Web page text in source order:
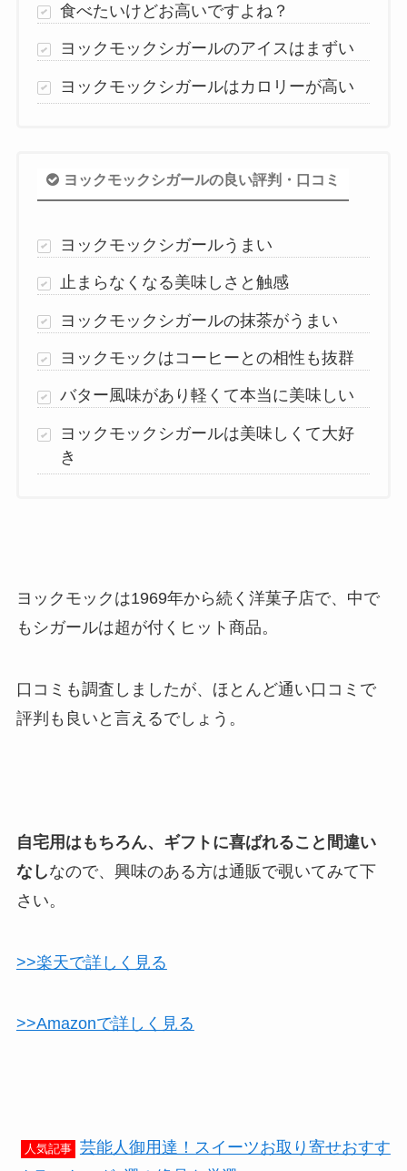
食べたいけどお高いですよね？
ヨックモックシガールのアイスはまずい
ヨックモックシガールはカロリーが高い
ヨックモックシガールの良い評判・口コミ
ヨックモックシガールうまい
止まらなくなる美味しさと触感
ヨックモックシガールの抹茶がうまい
ヨックモックはコーヒーとの相性も抜群
バター風味があり軽くて本当に美味しい
ヨックモックシガールは美味しくて大好
き
ヨックモックは1969年から続く洋菓子店で、中で
もシガールは超が付くヒット商品。
口コミも調査しましたが、ほとんど通い口コミで
評判も良いと言えるでしょう。
自宅用はもちろん、ギフトに喜ばれること間違い
なしなので、興味のある方は通販で覗いてみて下
さい。
>>楽天で詳しく見る
>>Amazonで詳しく見る
人気記事
芸能人御用達！スイーツお取り寄せおすす